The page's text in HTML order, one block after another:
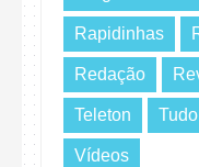
Rapidinhas
Redação
Teleton
Vídeos